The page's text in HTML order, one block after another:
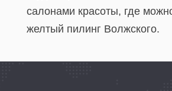
салонами красоты, где
желтый пилинг Волжского.